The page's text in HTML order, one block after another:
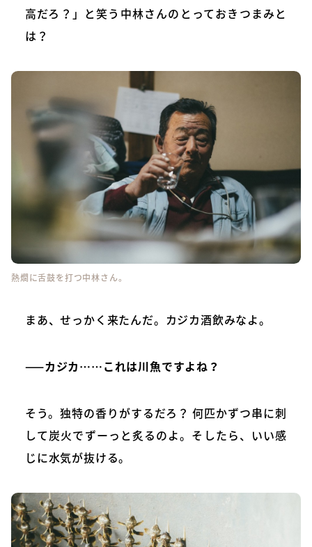
高だろ？」と笑う中林さんのとっておきつまみと
は？
熱燗に舌鼓を打つ中林さん。
まあ、せっかく来たんだ。カジカ酒飲みなよ。
——カジカ……これは川魚ですよね？
そう。独特の香りがするだろ？ 何匹かずつ串に刺
して炭火でずーっと炙るのよ。そしたら、いい感
じに水気が抜ける。